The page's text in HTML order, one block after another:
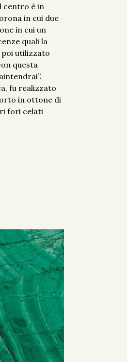
centro è in
in cui due
in cui un
quali la
poi utilizzato
questa
fu realizzato
in ottone di
fori celati